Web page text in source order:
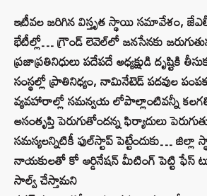
ఇటీవల జరిగిన విస్తృత స్థాయి సమావేశం,
భేటీల్లో… గ్రౌండ్ లెవెల్‌లో జనసేనకు
ప్రజాప్రతినిధులు పదేపదే అధ్యక్షుడి దృష్టికి
సంస్థల్లో ప్రాతినిధ్యం, నామినేటెడ్‌ పదవుల
వ్యవహారాల్లో సమన్వయ లోపాల్లాంటివన్నీ
అసంతృప్తి పెరుగుతోందన్న ఫిర్యాదులు
సమస్యలన్నిటికీ ఫుల్‌స్టాప్ పెట్టేందుకు…
నాయకులతో కో ఆర్డినేషన్ మీటింగ్ పెట్టి ఫేస్
సాల్వ్ చేస్తామని